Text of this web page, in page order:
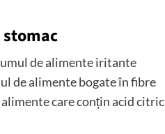
de alimente iritante
de alimente bogate în fibre
care conțin acid citric